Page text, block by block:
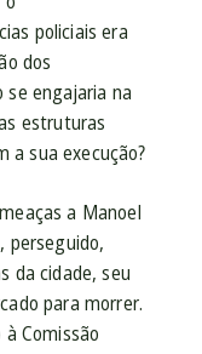
policiais era
dos
se engajaria na
estruturas
a sua execução?
a Manoel
perseguido,
da cidade, seu
para morrer.
Comissão